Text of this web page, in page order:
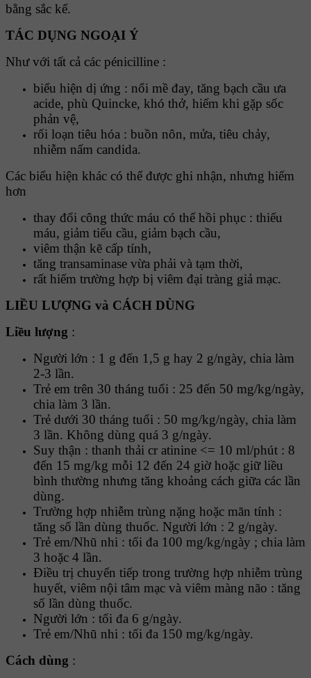
bằng sắc kế.
TÁC DỤNG NGOẠI Ý
Như với tất cả các pénicilline :
biểu hiện dị ứng : nổi mề đay, tăng bạch cầu ưa
acide, phù Quincke, khó thở, hiếm khi gặp sốc
phản vệ,
rối loạn tiêu hóa : buồn nôn, mửa, tiêu chảy,
nhiễm nấm candida.
Các biểu hiện khác có thể được ghi nhận, nhưng hiếm
hơn
thay đổi công thức máu có thể hồi phục : thiếu
máu, giảm tiểu cầu, giảm bạch cầu,
viêm thận kẽ cấp tính,
tăng transaminase vừa phải và tạm thời,
rất hiếm trường hợp bị viêm đại tràng giả mạc.
LIỀU LƯỢNG và CÁCH DÙNG
Liều lượng :
Người lớn : 1 g đến 1,5 g hay 2 g/ngày, chia làm
2-3 lần.
Trẻ em trên 30 tháng tuổi : 25 đến 50 mg/kg/ngày,
chia làm 3 lần.
Trẻ dưới 30 tháng tuổi : 50 mg/kg/ngày, chia làm
3 lần. Không dùng quá 3 g/ngày.
Suy thận : thanh thải cr atinine <= 10 ml/phút : 8
đến 15 mg/kg mỗi 12 đến 24 giờ hoặc giữ liều
bình thường nhưng tăng khoảng cách giữa các lần
dùng.
Trường hợp nhiễm trùng nặng hoặc mãn tính :
tăng số lần dùng thuốc. Người lớn : 2 g/ngày.
Trẻ em/Nhũ nhi : tối đa 100 mg/kg/ngày ; chia làm
3 hoặc 4 lần.
Điều trị chuyển tiếp trong trường hợp nhiễm trùng
huyết, viêm nội tâm mạc và viêm màng não : tăng
số lần dùng thuốc.
Người lớn : tối đa 6 g/ngày.
Trẻ em/Nhũ nhi : tối đa 150 mg/kg/ngày.
Cách dùng :